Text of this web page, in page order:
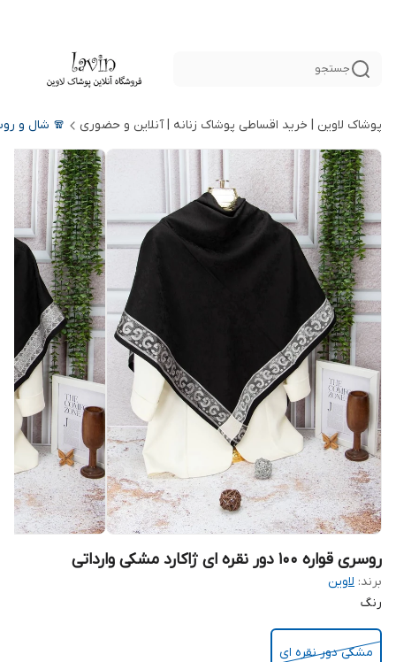
جستجو
پوشاک لاوین | خرید اقساطی پوشاک زنانه | آنلاین و حضوری 🧣 شال و
روسری قواره ۱۰۰ دور نقره ای ژاکارد مشکی وارداتی
برند: لاوین
رنگ
مشکی دور نقره ای